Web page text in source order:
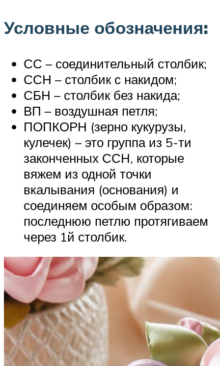
Условные обозначения:
СС – соединительный столбик;
ССН – столбик с накидом;
СБН – столбик без накида;
ВП – воздушная петля;
ПОПКОРН (зерно кукурузы,
кулечек) – это группа из 5-ти
законченных ССН, которые
вяжем из одной точки
вкалывания (основания) и
соединяем особым образом:
последнюю петлю протягиваем
через 1й столбик.